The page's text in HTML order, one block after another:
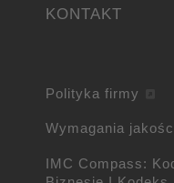
KONTAKT
Polityka firmy
Wymagania
IMC Compass: